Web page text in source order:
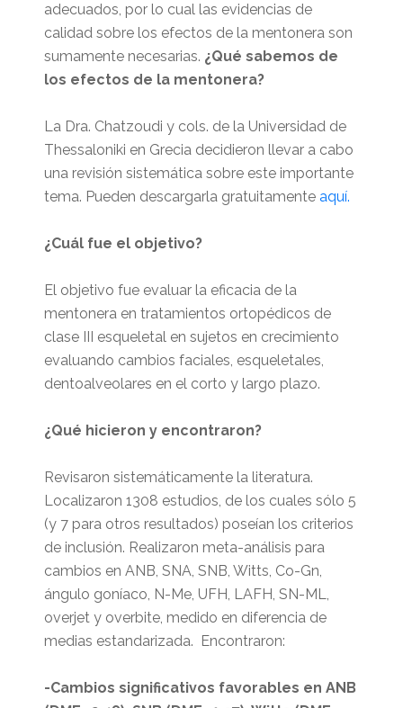
adecuados, por lo cual las evidencias de
calidad sobre los efectos de la mentonera son
sumamente necesarias. ¿Qué sabemos de
los efectos de la mentonera?
La Dra. Chatzoudi y cols. de la Universidad de
Thessaloniki en Grecia decidieron llevar a cabo
una revisión sistemática sobre este importante
tema. Pueden descargarla gratuitamente aquí.
¿Cuál fue el objetivo?
El objetivo fue evaluar la eficacia de la
mentonera en tratamientos ortopédicos de
clase III esqueletal en sujetos en crecimiento
evaluando cambios faciales, esqueletales,
dentoalveolares en el corto y largo plazo.
¿Qué hicieron y encontraron?
Revisaron sistemáticamente la literatura.
Localizaron 1308 estudios, de los cuales sólo 5
(y 7 para otros resultados) poseían los criterios
de inclusión. Realizaron meta-análisis para
cambios en ANB, SNA, SNB, Witts, Co-Gn,
ángulo goníaco, N-Me, UFH, LAFH, SN-ML,
overjet y overbite, medido en diferencia de
medias estandarizada. Encontraron:
-Cambios significativos favorables en ANB